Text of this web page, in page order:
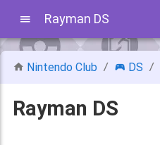
Rayman DS
Nintendo Club DS
Rayman DS